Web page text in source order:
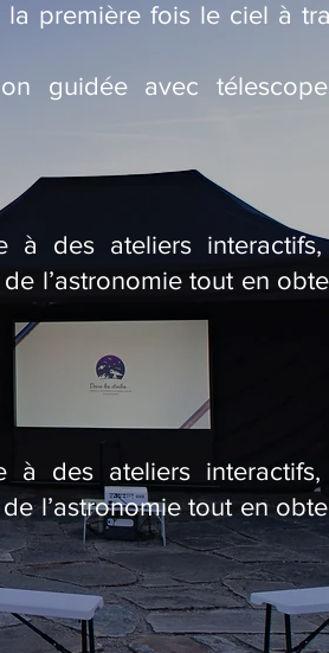
la première fois le ciel à
guidée avec
à des ateliers
l’astronomie tout en
à des ateliers
l’astronomie tout en